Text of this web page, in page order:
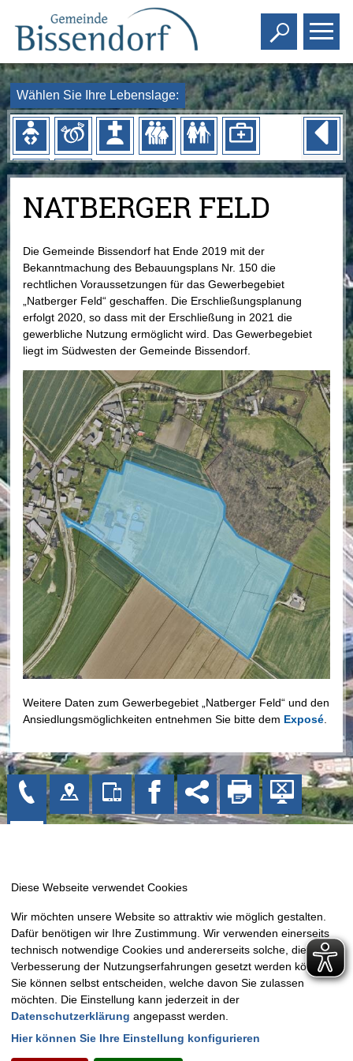
Toggle
Wählen Sie Ihre Lebenslage:
NATBERGER FELD
Die Gemeinde Bissendorf hat Ende 2019 mit der
Bekanntmachung des Bebauungsplans Nr. 150 die
rechtlichen Voraussetzungen für das Gewerbegebiet
„Natberger Feld“ geschaffen. Die Erschließungsplanung
erfolgt 2020, so dass mit der Erschließung in 2021 die
gewerbliche Nutzung ermöglicht wird. Das Gewerbegebiet
liegt im Südwesten der Gemeinde Bissendorf.
Weitere Daten zum Gewerbegebiet „Natberger Feld“ und den
Ansiedlungsmöglichkeiten entnehmen Sie bitte dem Exposé.
Gemeinde Bissendorf
Kirchplatz 1
49143 Bissendorf
Tel: 05402 404-0
Fax: 05402 404-133
info@bissendorf.de
Montag - Freitag:
09.00 Uhr - 12.00 Uhr
Wir möchten unsere Website so attraktiv wie möglich gestalten.
Dafür benötigen wir Ihre Zustimmung. Wir verwenden einerseits
technisch notwendige Cookies und andererseits solche, die zur
Verbesserung der Nutzungserfahrungen gesetzt werden können.
Sie können selbst entscheiden, welche davon Sie zulassen
möchten. Die Einstellung kann jederzeit in der
Datenschutzerklärung angepasst werden.
Hier können Sie Ihre Einstellung konfigurieren